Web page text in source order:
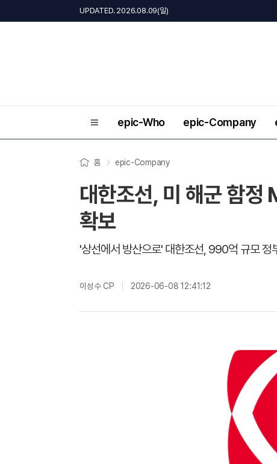
UPDATED. 2026.08.09(일)
epic-Who epic-Company
홈 epic-Company
대한조선, 미 해군 함
확보
'상선에서 방산으로' 대한조선, 990억 규모
이성수 CP 2026-06-08 12:41:12